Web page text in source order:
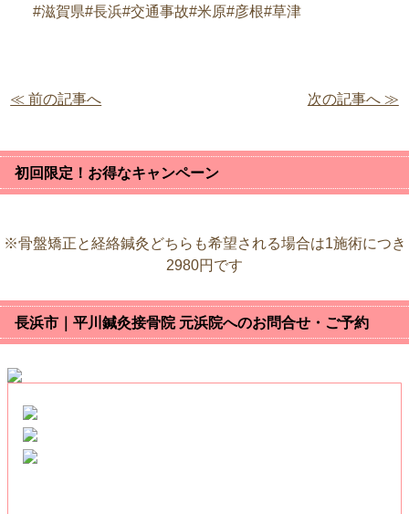
#滋賀県#長浜#交通事故#米原#彦根#草津
≪ 前の記事へ 次の記事へ ≫
初回限定！お得なキャンペーン
※骨盤矯正と経絡鍼灸どちらも希望される場合は1施術につき
2980円です
長浜市｜平川鍼灸接骨院 元浜院へのお問合せ・ご予約